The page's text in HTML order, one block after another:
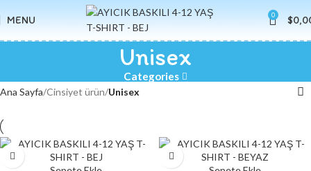
MENU 0 $
Unisex
Categories
Ana Sayfa Cinsiyet ürün Unisex